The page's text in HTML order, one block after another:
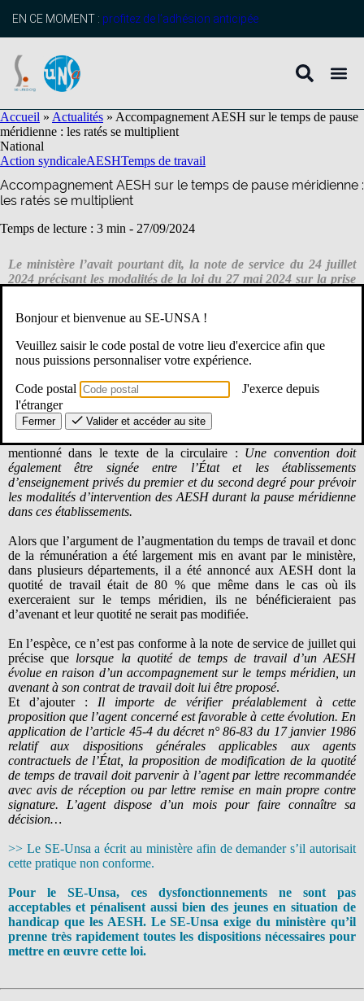
principal
EN CE MOMENT : profitez de l’adhésion anticipée
Accueil » Actualités » Accompagnement AESH sur le temps de pause
méridienne : les ratés se multiplient
National
Action syndicaleAESHTemps de travail
Accompagnement AESH sur le temps de pause méridienne :
les ratés se multiplient
Temps de lecture : 3 min - 27/09/2024
Le ministère l’avait pourtant dit, la note de service du 24 juillet
2024 précisant les modalités de la loi du 27 mai 2024 sur la prise
pause méridienne devait permettre aux services rectoraux et
rentrée scolaire 2024. Il n’en est rien.
Le SE-Unsa alerté sur de nombreux dysfonctionnements
Les communes, les établissements publics de coopération
intercommunale ne sont toujours pas en mesure de signer de
convention relative à la mise en œuvre de l’accompagnement. La
mentionné dans le texte de la circulaire : Une convention doit
également être signée entre l’État et les établissements
d’enseignement privés du premier et du second degré pour prévoir
les modalités d’intervention des AESH durant la pause méridienne
dans ces établissements.
Alors que l’argument de l’augmentation du temps de travail et donc
de la rémunération a été largement mis en avant par le ministère,
dans plusieurs départements, il a été annoncé aux AESH dont la
quotité de travail était de 80 % que même dans le cas où ils
exerceraient sur le temps méridien, ils ne bénéficieraient pas
d’avenant et leur quotité ne serait pas modifiée.
En l’espèce, ce n’est pas conforme à la note de service de juillet qui
précise que lorsque la quotité de temps de travail d’un AESH
évolue en raison d’un accompagnement sur le temps méridien, un
avenant à son contrat de travail doit lui être proposé.
Et d’ajouter : Il importe de vérifier préalablement à cette
proposition que l’agent concerné est favorable à cette évolution. En
application de l’article 45-4 du décret n° 86-83 du 17 janvier 1986
relatif aux dispositions générales applicables aux agents
contractuels de l’État, la proposition de modification de la quotité
de temps de travail doit parvenir à l’agent par lettre recommandée
avec avis de réception ou par lettre remise en main propre contre
signature. L’agent dispose d’un mois pour faire connaître sa
décision…
>> Le SE-Unsa a écrit au ministère afin de demander s’il autorisait
cette pratique non conforme.
Pour le SE-Unsa, ces dysfonctionnements ne sont pas
acceptables et pénalisent aussi bien des jeunes en situation de
handicap que les AESH. Le SE-Unsa exige du ministère qu’il
prenne très rapidement toutes les dispositions nécessaires pour
mettre en œuvre cette loi.
Bonjour et bienvenue au SE-UNSA !
Veuillez saisir le code postal de votre lieu d'exercice afin que
nous puissions personnaliser votre expérience.
Code postal
J'exerce depuis
l'étranger
Fermer Valider et accéder au site